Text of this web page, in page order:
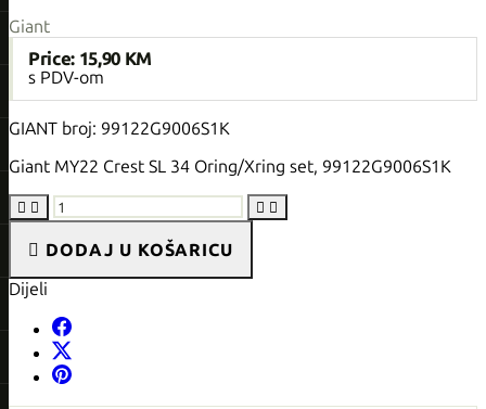
Giant
Price: 15,90 KM
s PDV-om
GIANT broj: 99122G9006S1K
Giant MY22 Crest SL 34 Oring/Xring set, 99122G9006S1K
   
 DODAJ U KOŠARICU
Dijeli